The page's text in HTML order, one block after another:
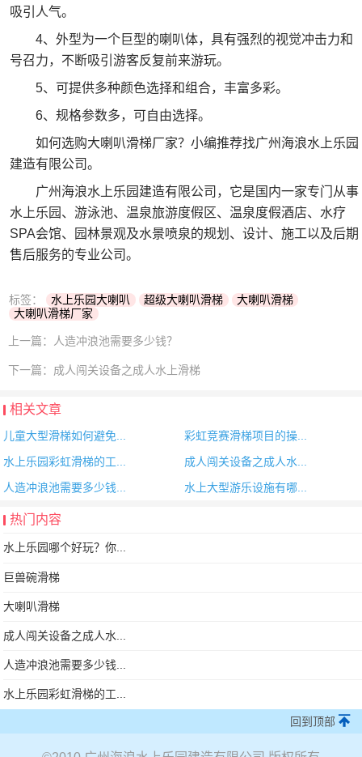
吸引人气。
4、外型为一个巨型的喇叭体，具有强烈的视觉冲击力和
号召力，不断吸引游客反复前来游玩。
5、可提供多种颜色选择和组合，丰富多彩。
6、规格参数多，可自由选择。
如何选购大喇叭滑梯厂家？小编推荐找广州海浪水上乐园
建造有限公司。
广州海浪水上乐园建造有限公司，它是国内一家专门从事
水上乐园、游泳池、温泉旅游度假区、温泉度假酒店、水疗
SPA会馆、园林景观及水景喷泉的规划、设计、施工以及后期
售后服务的专业公司。
标签： 水上乐园大喇叭 超级大喇叭滑梯
大喇叭滑梯
大喇叭滑梯厂家
上一篇： 人造冲浪池需要多少钱？
下一篇： 成人闯关设备之成人水上滑梯
相关文章
儿童大型滑梯如何避免...
彩虹竞赛滑梯项目的操...
水上乐园彩虹滑梯的工...
成人闯关设备之成人水...
人造冲浪池需要多少钱...
水上大型游乐设施有哪...
热门内容
水上乐园哪个好玩？你...
巨兽碗滑梯
大喇叭滑梯
成人闯关设备之成人水...
人造冲浪池需要多少钱...
水上乐园彩虹滑梯的工...
回到顶部